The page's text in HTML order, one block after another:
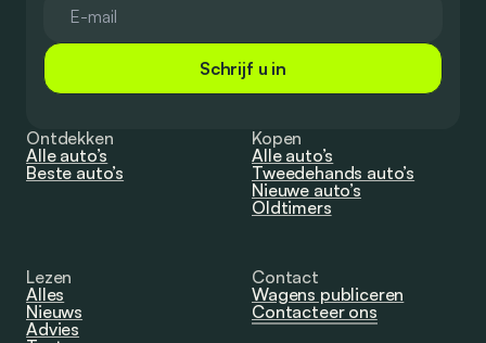
Schrijf u in
Ontdekken
Alle auto’s
Beste auto’s
Kopen
Alle auto’s
Tweedehands auto’s
Nieuwe auto’s
Oldtimers
Lezen
Alles
Nieuws
Advies
Contact
Wagens publiceren
Contacteer ons